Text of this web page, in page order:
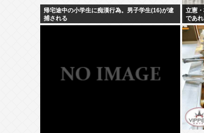
帰宅途中の小学生に痴漢行為。男子学生(16)が逮
捕される
立憲
であ
でわ